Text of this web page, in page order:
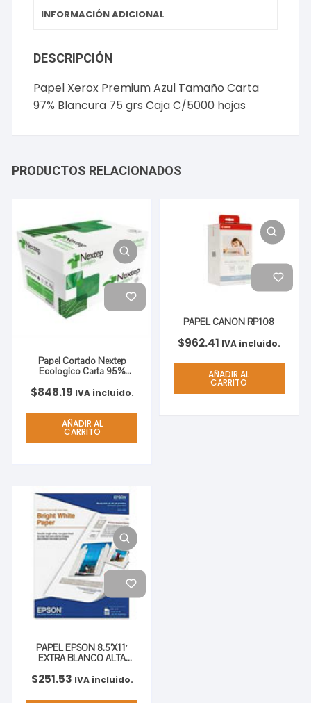
INFORMACIÓN ADICIONAL
DESCRIPCIÓN
Papel Xerox Premium Azul Tamaño Carta
97% Blancura 75 grs Caja C/5000 hojas
PRODUCTOS RELACIONADOS
Papel Cortado Nextep
Ecologico Carta 95%
hojas
$848.19 IVA incluido.
AÑADIR AL
CARRITO
PAPEL CANON RP108
$962.41 IVA incluido.
AÑADIR AL
CARRITO
PAPEL EPSON 8.5’X11′
EXTRA BLANCO ALTA
$251.53 IVA incluido.